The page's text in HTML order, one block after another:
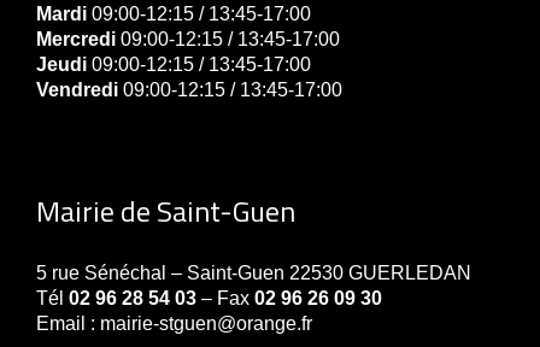
Mardi 09:00-12:15 / 13:45-17:00
Mercredi 09:00-12:15 / 13:45-17:00
Jeudi 09:00-12:15 / 13:45-17:00
Vendredi 09:00-12:15 / 13:45-17:00
Mairie de Saint-Guen
5 rue Sénéchal – Saint-Guen 22530 GUERLEDAN
Tél 02 96 28 54 03 – Fax 02 96 26 09 30
Email : mairie-stguen@orange.fr